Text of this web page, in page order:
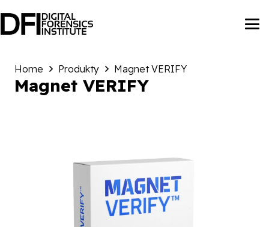
Home Produkty Magnet VERIFY
Magnet VERIFY